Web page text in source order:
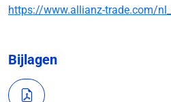
https://www.allianz-trade.com/
Bijlagen